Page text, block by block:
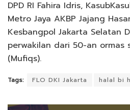
DPD RI Fahira Idris,
Metro Jaya AKBP Jajang
Kesbangpol Jakarta Selatan
perwakilan dari 50-an ormas
(Mufiqs).
Tags: FLO DKI Jakarta halal bi